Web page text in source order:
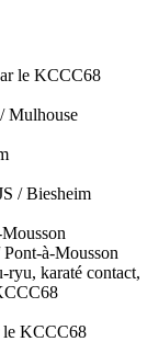
le KCCC68
Mulhouse
/ Biesheim
à-Mousson
ryu, karaté contact,
le KCCC68